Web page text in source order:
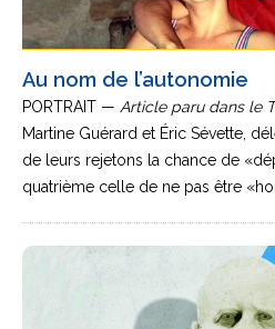
Au nom de l’autonomie
PORTRAIT — Article paru dans le
Martine Guérard et Éric Sévette,
de leurs rejetons la chance de
quatrième celle de ne pas être